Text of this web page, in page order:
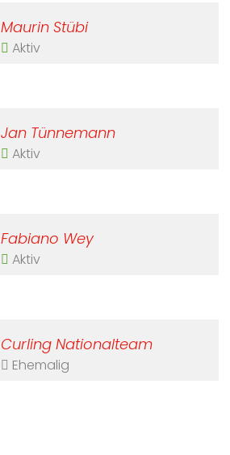
Maurin Stübi
Aktiv
Jan Tünnemann
Aktiv
Fabiano Wey
Aktiv
Curling Nationalteam
Ehemalig